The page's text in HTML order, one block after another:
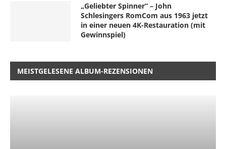
„Geliebter Spinner“ – John
Schlesingers RomCom aus 1963 jetzt
in einer neuen 4K-Restauration (mit
Gewinnspiel)
MEISTGELESENE ALBUM-REZENSIONEN